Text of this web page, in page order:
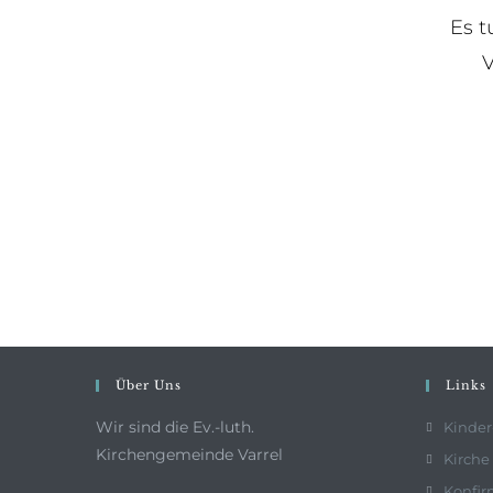
Es
Über Uns
Wir sind die Ev.-luth.
Kirchengemeinde Varrel
Links